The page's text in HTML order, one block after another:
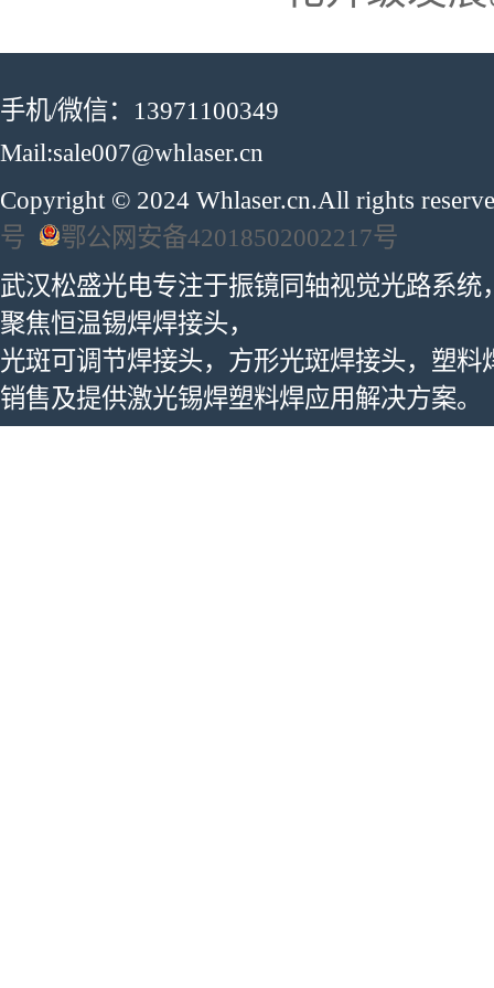
手机/微信：13971100349
Mail:sale007@whlaser.cn
Copyright © 2024 Whlaser.cn.All rights
号
鄂公网安备42018502002217号
武汉松盛光电专注于振镜同轴视觉光路系统
聚焦恒温锡焊焊接头，
光斑可调节焊接头，方形光斑焊接头，塑料
销售及提供激光锡焊塑料焊应用解决方案。